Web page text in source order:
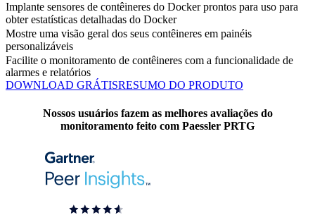
Implante sensores de contêineres do Docker prontos para uso para
obter estatísticas detalhadas do Docker
Mostre uma visão geral dos seus contêineres em painéis
personalizáveis
Facilite o monitoramento de contêineres com a funcionalidade de
alarmes e relatórios
DOWNLOAD GRÁTISRESUMO DO PRODUTO
Nossos usuários fazem as melhores avaliações do
monitoramento feito com Paessler PRTG